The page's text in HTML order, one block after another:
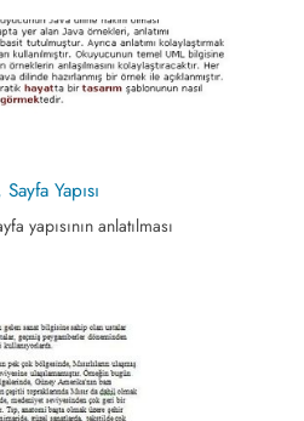
Yapısı
yapısının anlatılması